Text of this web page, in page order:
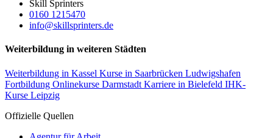
Skill Sprinters
0160 1215470
info@skillsprinters.de
Weiterbildung in weiteren Städten
Weiterbildung in Kassel Kurse in Saarbrücken Ludwigshafen
Fortbildung Onlinekurse Darmstadt Karriere in Bielefeld IHK-
Kurse Leipzig
Offizielle Quellen